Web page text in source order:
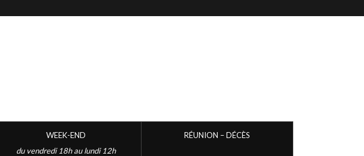
WEEK-END
du vendredi 18h au lundi 12h
RÉUNION – DÉCÈS